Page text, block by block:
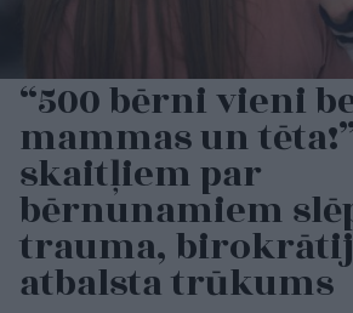
“500 bērni vieni
mammas un
skaitļiem par
bērnunamiem
trauma,
atbalsta trūkums